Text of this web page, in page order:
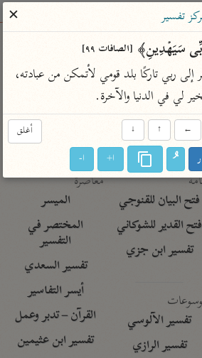
في نشر القرآن والعلم الشرعي
الباحث القرآني
علوم مصاحف معاجم
Type 2 or more
فتح البيان للقنوجي
فتح القدير للشوكاني
تفسير ابن جزي
تفسير الآلوسي
تفسير الرازي
معاصرة
الميسر
المختصر في
التفسير
تفسير السعدي
أيسر التفاسير
القرآن – تدبر وعمل
تفسير ابن عثيمين
تفسير
✕
سَیَهۡدِینِ﴾ [الصافات ٩٩]
لي في الدنيا والآخرة.
أغلق ←
↑
↓
ا+ ا-